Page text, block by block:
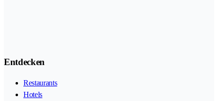
Entdecken
Restaurants
Hotels